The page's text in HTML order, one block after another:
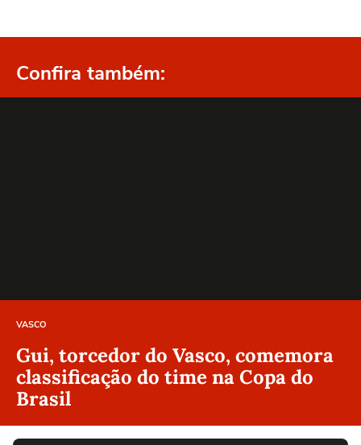
Confira também:
VASCO
Gui, torcedor do Vasco, comemora
classificação do time na Copa do
Brasil